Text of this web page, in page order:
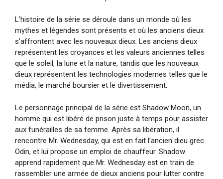
L’histoire de la série se déroule dans un monde où les
mythes et légendes sont présents et où les anciens dieux
s’affrontent avec les nouveaux dieux. Les anciens dieux
représentent les croyances et les valeurs anciennes telles
que le soleil, la lune et la nature, tandis que les nouveaux
dieux représentent les technologies modernes telles que le
média, le marché boursier et le divertissement.
Le personnage principal de la série est Shadow Moon, un
homme qui est libéré de prison juste à temps pour assister
aux funérailles de sa femme. Après sa libération, il
rencontre Mr. Wednesday, qui est en fait l’ancien dieu grec
Odin, et lui propose un emploi de chauffeur. Shadow
apprend rapidement que Mr. Wednesday est en train de
rassembler une armée de dieux anciens pour lutter contre